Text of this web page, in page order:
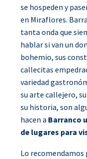
se hospeden y
en Miraflores.
tanta onda que
hablar si van un
bohemio, sus
callecitas
variedad
su arte callejero,
su historia, son
hacen a Barranco
de lugares para
Lo recomendamos